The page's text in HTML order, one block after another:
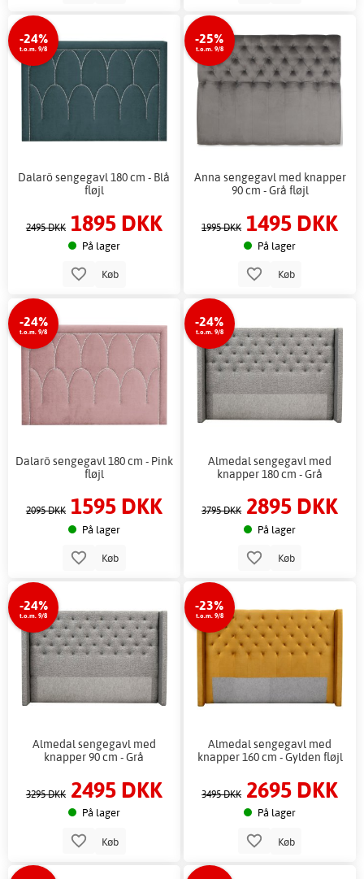
-24%
t.o.m. 9/8
Dalarö sengegavl 180 cm - Blå
fløjl
2495 DKK 1895 DKK
På lager
Køb
-25%
t.o.m. 9/8
Anna sengegavl med knapper
90 cm - Grå fløjl
1995 DKK 1495 DKK
På lager
Køb
-24%
t.o.m. 9/8
Dalarö sengegavl 180 cm - Pink
fløjl
2095 DKK 1595 DKK
På lager
Køb
-24%
t.o.m. 9/8
Almedal sengegavl med
knapper 180 cm - Grå
3795 DKK 2895 DKK
På lager
Køb
-24%
t.o.m. 9/8
Almedal sengegavl med
knapper 90 cm - Grå
3295 DKK 2495 DKK
På lager
Køb
-23%
t.o.m. 9/8
Almedal sengegavl med
knapper 160 cm - Gylden fløjl
3495 DKK 2695 DKK
På lager
Køb